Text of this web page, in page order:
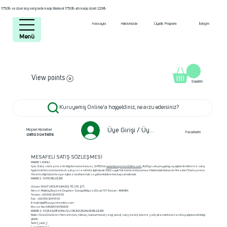
1750₺ ve üzeri alışverişlerde kargo Bedava! 1750₺ altı kargo ücreti 229₺
Anasayfa Hakkımızda Üyelik Programı İletişim
Kuruyemiş Online'a hoşgeldiniz, ne arzu edersiniz?
Müşteri Hizmetleri
0850 304 5656
Üye Girişi / Üye ol
View points
Favorilerim
Sepetim
Menü
MESAFELİ SATIŞ SÖZLEŞMESİ
MADDE 1- KONU:
İşbu Satış sözleşmesi ön bilgi formunun konusu, SATICI'nınwww.KuruyemisOnline.com , ALICI'ya satışını yaptıgı, aşağıda nitelikleri ve satış
fiyatı belirtilen ürün/ürünlerin satışı ve teslimi ile ilgili olarak 6502 sayılı Tüketicilerin Korunması Hakkındaki Kanun ile Mesafeli Sözleşmeler
Yönetmeliği hükümleri gereğince tarafların hak ve yükümlülüklerinin kapsamaktadır.
MADDE 2- SATICI BİLGİLERİ:
Ünvanı : MSKT GROUP GIDA DIŞ TİC. LTD. ŞTİ.
Adresi : Malıköy Başkent Organize Sanayi Bölgesi 20.cad 11/1 Sincan - ANKARA
Telefon : +90 850 304 56 56
Fax : +90 850 304 56 56
E-mail: bilgi@kuruyemisonline.com
Mersis No: 0463057341100015
MADDE 3- SÖZLEŞME KONUSU ÜRÜN/ÜRÜNLER BİLGİLERİ:
Malın / Ürün/Ürünlerin / Hizmetin türü, miktarı, marka/modeli, rengi, adedi, satış bedeli, ödeme şekli, alternatif ürün tercihi aşağıda belirtildigi
gibidir.
Tarih :{_tarih_}